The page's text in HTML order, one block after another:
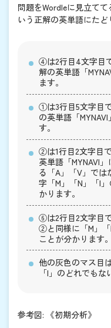
問題をWordleに見立て
いう正解の英単語にたど
④は2行目4文字目
解の英単語「
ます。
①は3行目5文字目
の英単語「
す。
②は1行目2文字目
英単語「MYNAVI
る「A」「V」では
字「M」「N」「I
かります。
⑥は2行目2文字目
②と同様に「M」
ことが分かります。
他の灰色のマス目
「I」のどれでもな
参考図: 《初期分析》